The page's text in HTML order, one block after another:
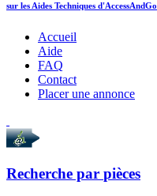
sur les Aides Techniques d'AccessAndGo
Accueil
Aide
FAQ
Contact
Placer une annonce
Recherche par pièces